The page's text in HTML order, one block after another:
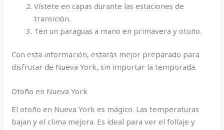
Vístete en capas durante las estaciones de
transición.
Ten un paraguas a mano en primavera y otoño.
Con esta información, estarás mejor preparado para
disfrutar de Nueva York, sin importar la temporada.
Otoño en Nueva York
El otoño en Nueva York es mágico. Las temperaturas
bajan y el clima mejora. Es ideal para ver el follaje y